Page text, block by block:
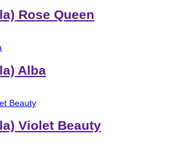
Rose Queen
Alba
Violet Beauty